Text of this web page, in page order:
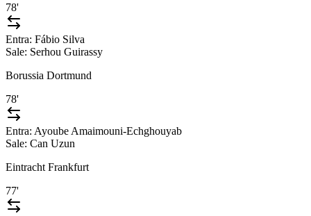
78'
Entra: Fábio Silva
Sale: Serhou Guirassy
Borussia Dortmund
78'
Entra: Ayoube Amaimouni-Echghouyab
Sale: Can Uzun
Eintracht Frankfurt
77'